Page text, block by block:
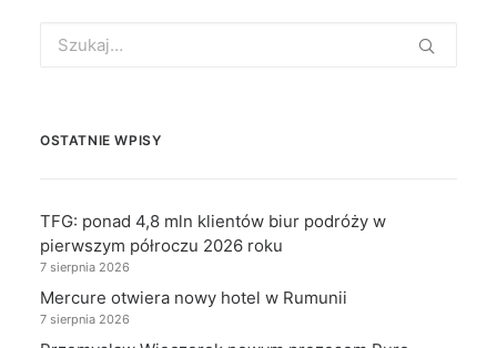
for:
OSTATNIE WPISY
TFG: ponad 4,8 mln klientów biur podróży w
pierwszym półroczu 2026 roku
7 sierpnia 2026
Mercure otwiera nowy hotel w Rumunii
7 sierpnia 2026